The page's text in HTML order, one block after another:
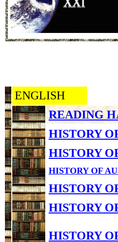
ENGLISH
READING
HISTORY
HISTORY
HISTORY OF
HISTORY
HISTORY
HISTORY